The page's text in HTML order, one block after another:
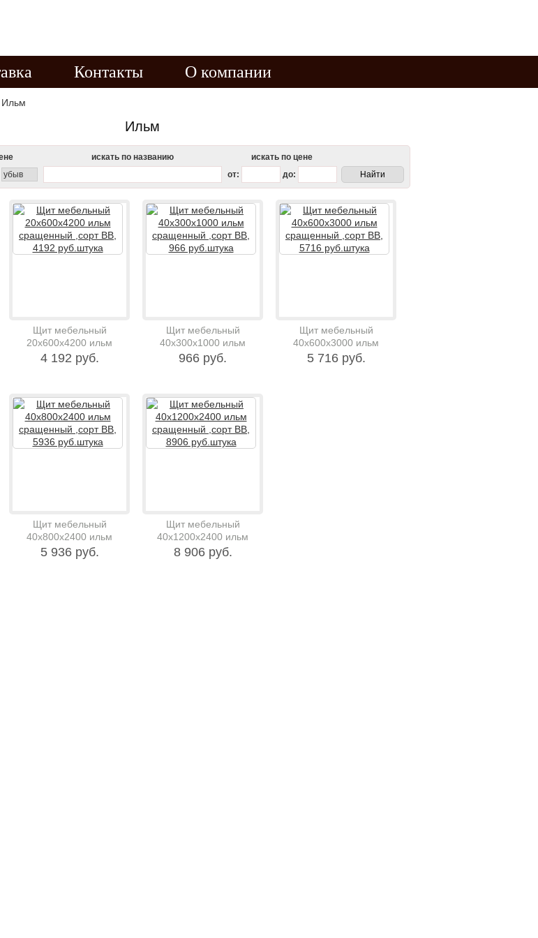
Контакты О компании
Ильм
Ильм
искать по названию
искать по цене
убыв от: до:
Щит мебельный
20х600х4200 ильм
сращенный ,сорт ВВ,
4192 руб.штука
4 192 руб.
Щит мебельный
40х300х1000 ильм
сращенный ,сорт ВВ, 966
руб.штука
966 руб.
Щит мебельный
40х600х3000 ильм
сращенный ,сорт ВВ,
5716 руб.штука
5 716 руб.
Щит мебельный
40х800х2400 ильм
сращенный ,сорт ВВ,
5936 руб.штука
5 936 руб.
Щит мебельный
40х1200х2400 ильм
сращенный ,сорт ВВ,
8906 руб.штука
8 906 руб.